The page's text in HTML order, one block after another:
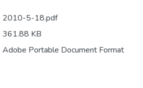
2010-5-18.pdf
361.88 KB
Adobe Portable Document Format